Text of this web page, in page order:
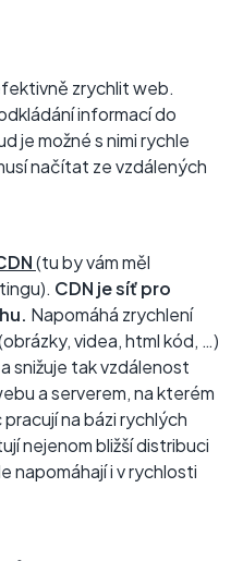
zrychlit web.
informací do
je možné s nimi rychle
načítat ze vzdálených
(tu by vám měl
CDN je síť pro
Napomáhá zrychlení
videa, html kód, …)
snižuje tak vzdálenost
a serverem, na kterém
na bázi rychlých
nejenom bližší distribuci
napomáhají i v rychlosti